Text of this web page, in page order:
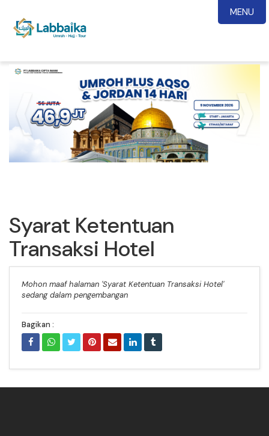
Syarat Ketentuan
Transaksi Hotel
Mohon maaf halaman 'Syarat Ketentuan Transaksi Hotel'
sedang dalam pengembangan
Bagikan :
MENU